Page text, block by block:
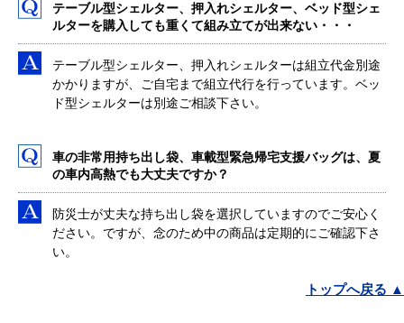
テーブル型シェルター、押入れシェルター、ベッド型シェ
ルターを購入しても重くて組み立てが出来ない・・・
テーブル型シェルター、押入れシェルターは組立代金別途
かかりますが、ご自宅まで組立代行を行っています。ベッ
ド型シェルターは別途ご相談下さい。
車の非常用持ち出し袋、車載型緊急帰宅支援バッグは、夏
の車内高熱でも大丈夫ですか？
防災士が丈夫な持ち出し袋を選択していますのでご安心く
ださい。ですが、念のため中の商品は定期的にご確認下さ
い。
トップへ戻る ▲